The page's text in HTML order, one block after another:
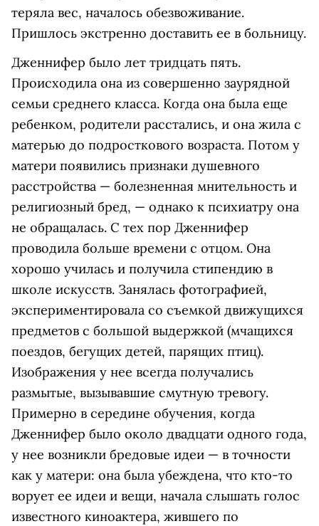
теряла вес, началось обезвоживание.
Пришлось экстренно доставить ее в больницу.
Дженнифер было лет тридцать пять.
Происходила она из совершенно заурядной
семьи среднего класса. Когда она была еще
ребенком, родители расстались, и она жила с
матерью до подросткового возраста. Потом у
матери появились признаки душевного
расстройства — болезненная мнительность и
религиозный бред, — однако к психиатру она
не обращалась. С тех пор Дженнифер
проводила больше времени с отцом. Она
хорошо училась и получила стипендию в
школе искусств. Занялась фотографией,
экспериментировала со съемкой движущихся
предметов с большой выдержкой (мчащихся
поездов, бегущих детей, парящих птиц).
Изображения у нее всегда получались
размытые, вызывавшие смутную тревогу.
Примерно в середине обучения, когда
Дженнифер было около двадцати одного года,
у нее возникли бредовые идеи — в точности
как у матери: она была убеждена, что кто-то
ворует ее идеи и вещи, начала слышать голос
известного киноактера, жившего по